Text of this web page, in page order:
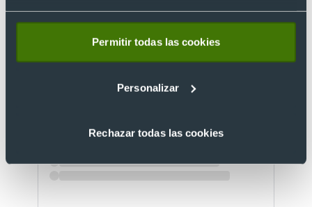
Permitir todas las cookies
Personalizar
Rechazar todas las cookies
Ref. 881703